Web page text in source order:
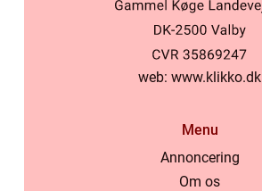
web: www.klikko.dk
Menu
Annoncering
Om os